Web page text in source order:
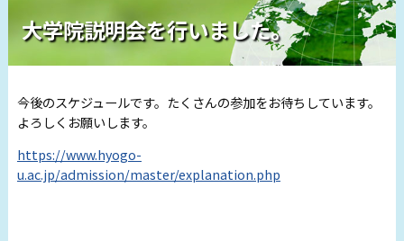
大学院説明会を行いました。
今後のスケジュールです。たくさんの参加をお待ちしています。
よろしくお願いします。
https://www.hyogo-
u.ac.jp/admission/master/explanation.php